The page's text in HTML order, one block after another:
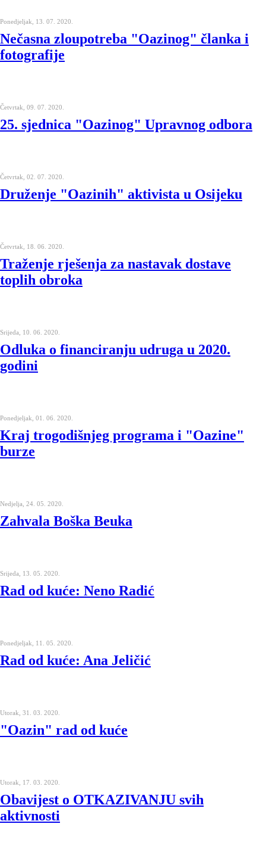
Ponedjeljak, 13. 07. 2020.
Nečasna zloupotreba "Oazinog" članka i
fotografije
Četvrtak, 09. 07. 2020.
25. sjednica "Oazinog" Upravnog odbora
Četvrtak, 02. 07. 2020.
Druženje "Oazinih" aktivista u Osijeku
Četvrtak, 18. 06. 2020.
Traženje rješenja za nastavak dostave
toplih obroka
Srijeda, 10. 06. 2020.
Odluka o financiranju udruga u 2020.
godini
Ponedjeljak, 01. 06. 2020.
Kraj trogodišnjeg programa i "Oazine"
burze
Nedjelja, 24. 05. 2020.
Zahvala Boška Beuka
Srijeda, 13. 05. 2020.
Rad od kuće: Neno Radić
Ponedjeljak, 11. 05. 2020.
Rad od kuće: Ana Jeličić
Utorak, 31. 03. 2020.
"Oazin" rad od kuće
Utorak, 17. 03. 2020.
Obavijest o OTKAZIVANJU svih
aktivnosti